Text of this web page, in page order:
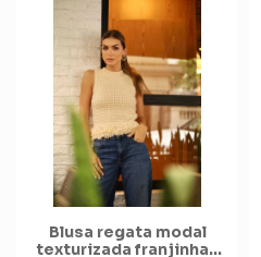
Blusa regata modal
texturizada franjinhas